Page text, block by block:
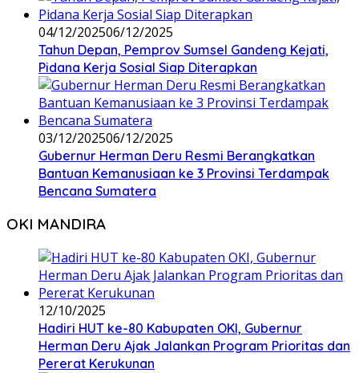
04/12/202506/12/2025
Tahun Depan, Pemprov Sumsel Gandeng Kejati,
Pidana Kerja Sosial Siap Diterapkan
03/12/202506/12/2025
Gubernur Herman Deru Resmi Berangkatkan
Bantuan Kemanusiaan ke 3 Provinsi Terdampak
Bencana Sumatera
OKI MANDIRA
12/10/2025
Hadiri HUT ke-80 Kabupaten OKI, Gubernur
Herman Deru Ajak Jalankan Program Prioritas dan
Pererat Kerukunan